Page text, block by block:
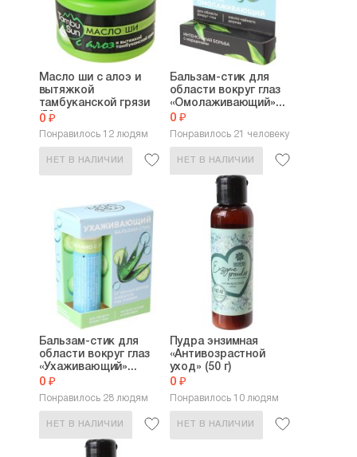
Рейтинг: 3
Масло ши с алоэ и
вытяжкой
тамбуканской грязи
(50...
0 ₽
Понравилось 12 людям
НЕТ В НАЛИЧИИ
Бальзам-стик для
области вокруг глаз
«Омолаживающий»...
0 ₽
Понравилось 21 человеку
НЕТ В НАЛИЧИИ
Бальзам-стик для
области вокруг глаз
«Ухаживающий»...
0 ₽
Понравилось 28 людям
НЕТ В НАЛИЧИИ
Пудра энзимная
«Антивозрастной
уход» (50 г)
0 ₽
Понравилось 10 людям
НЕТ В НАЛИЧИИ